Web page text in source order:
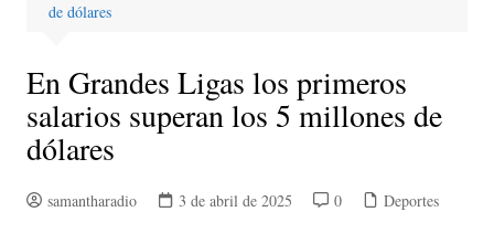
de dólares
En Grandes Ligas los primeros
salarios superan los 5 millones de
dólares
samantharadio 3 de abril de 2025 0 Deportes